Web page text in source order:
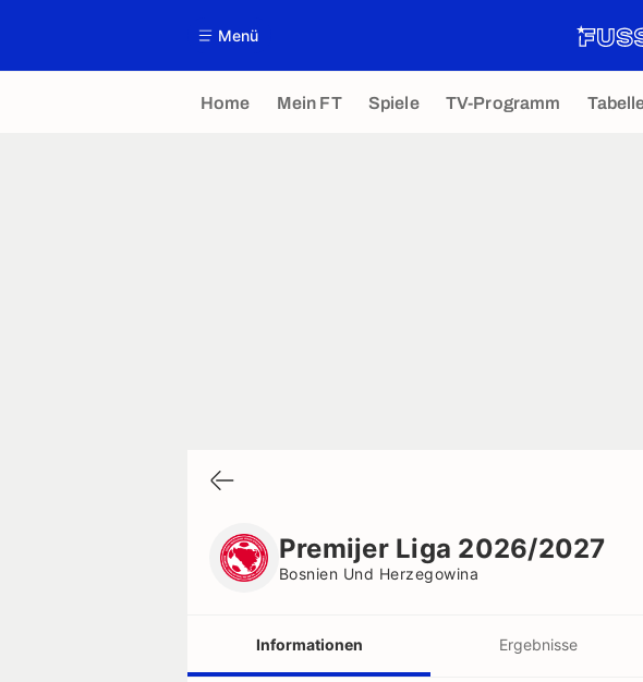
Menü
Home Mein FT Spiele TV-Programm
Premijer Liga 2026/2027
Bosnien Und Herzegowina
Informationen Ergebnisse